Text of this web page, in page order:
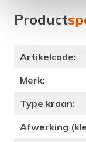
Product
Artikelcode:
Merk:
Type kraan:
Afwerking